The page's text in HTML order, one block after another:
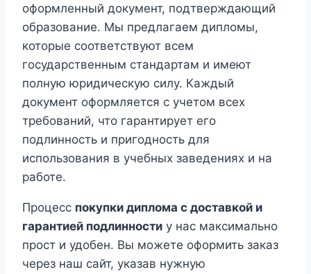
оформленный документ, подтверждающий
образование. Мы предлагаем дипломы,
которые соответствуют всем
государственным стандартам и имеют
полную юридическую силу. Каждый
документ оформляется с учетом всех
требований, что гарантирует его
подлинность и пригодность для
использования в учебных заведениях и на
работе.
Процесс покупки диплома с доставкой и
гарантией подлинности у нас максимально
прост и удобен. Вы можете оформить заказ
через наш сайт, указав нужную